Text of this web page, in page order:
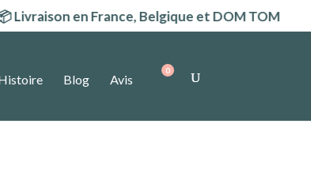
en France, Belgique et DOM TOM
Blog Avis